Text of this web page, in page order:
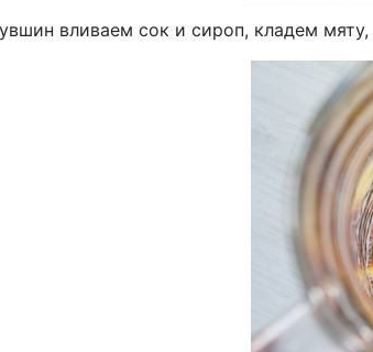
вливаем сок и сироп, кладем